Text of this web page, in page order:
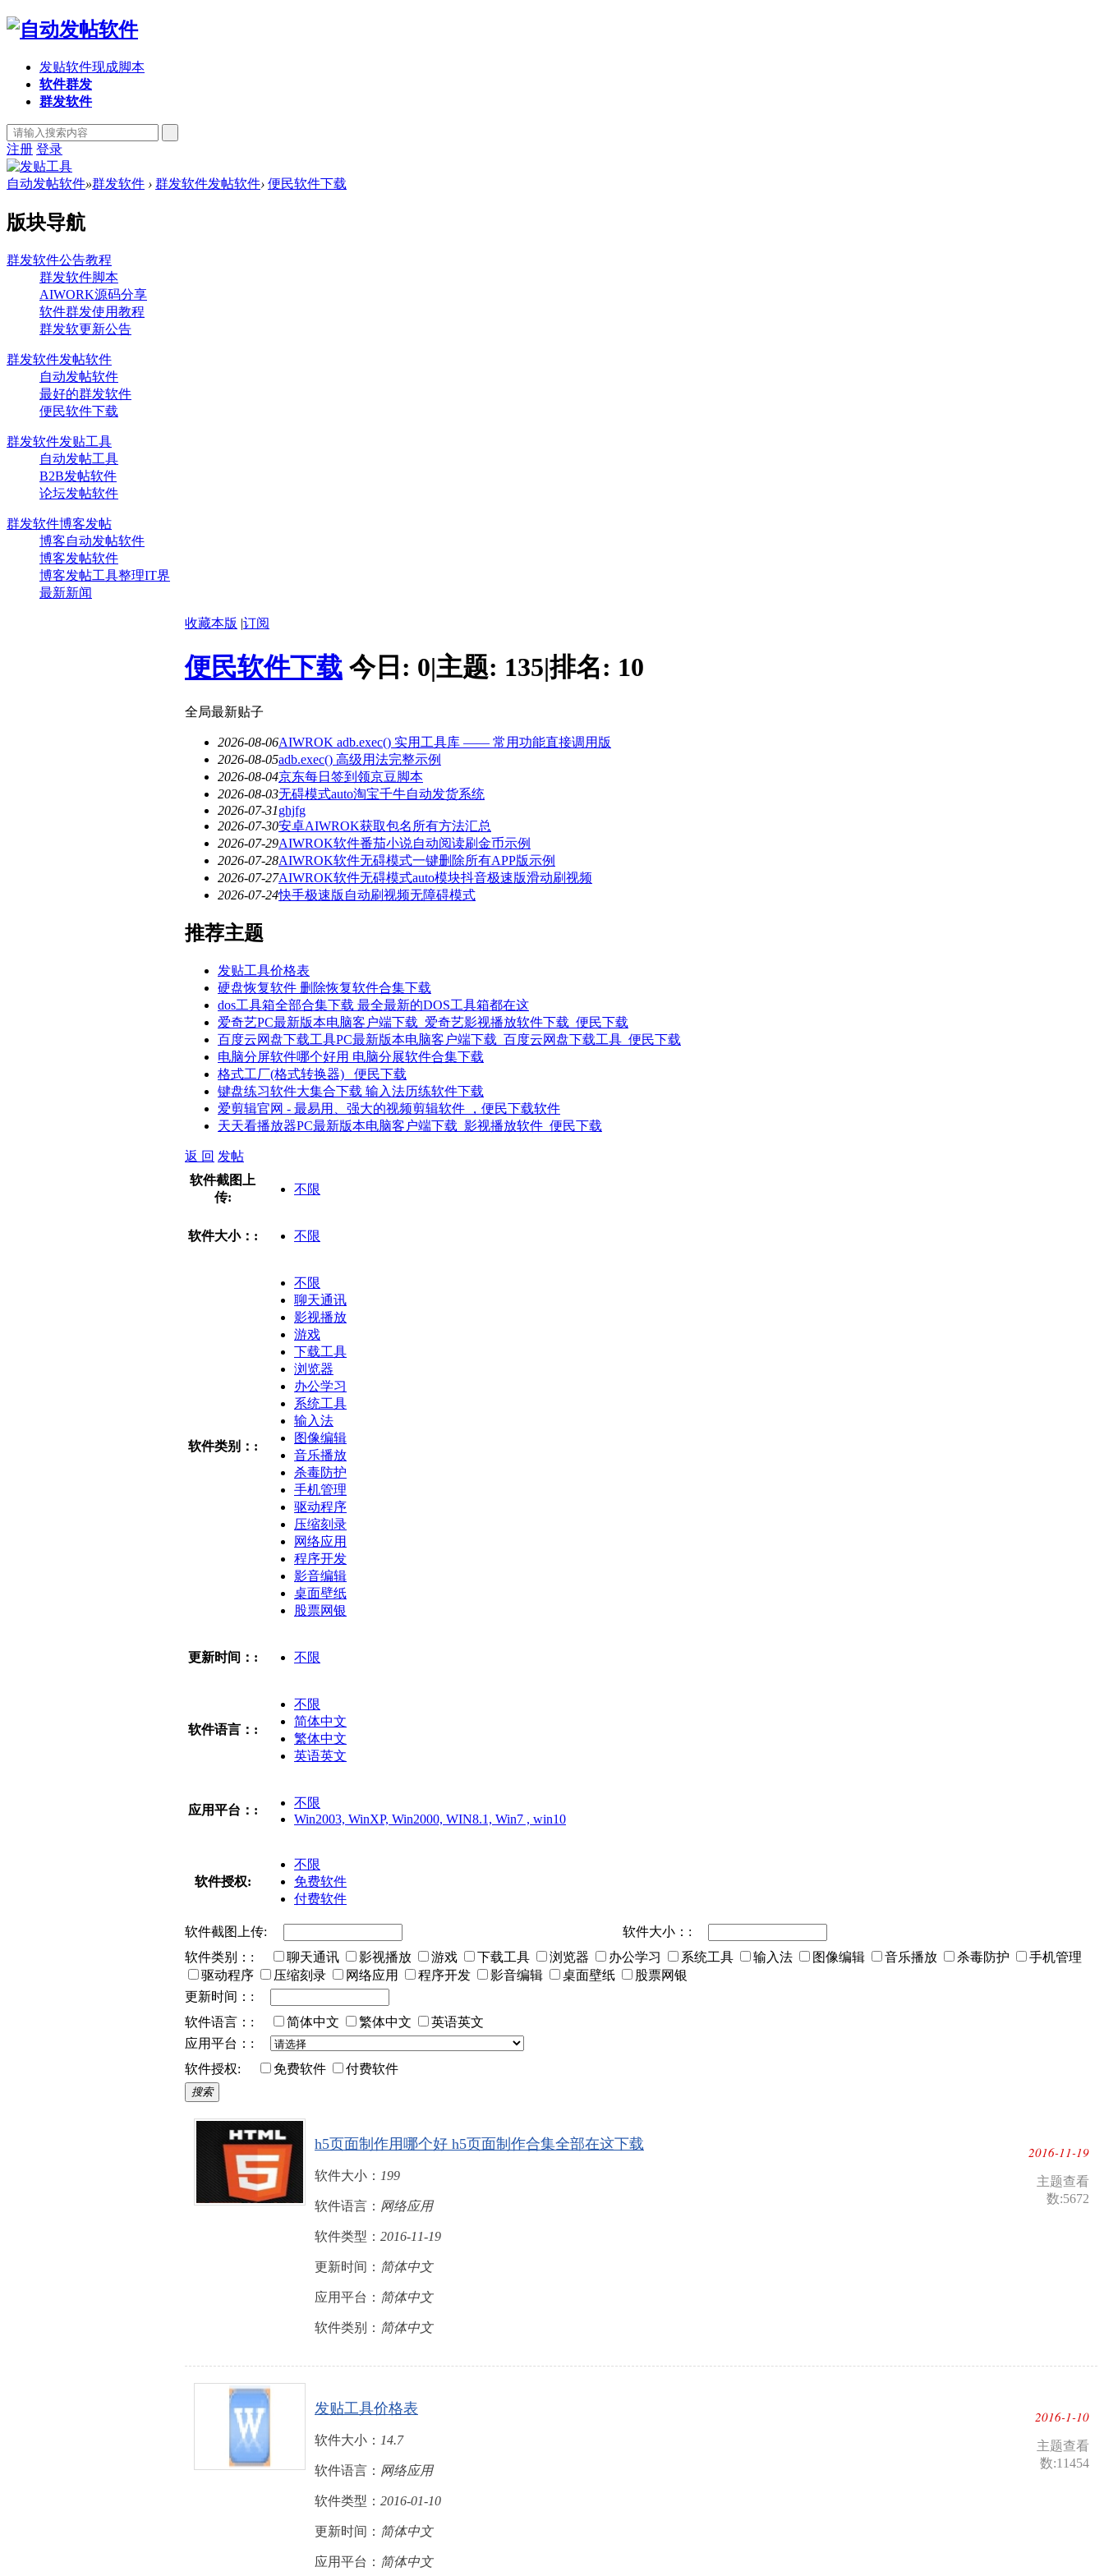
发贴软件现成脚本
软件群发
群发软件
注册 登录
自动发帖软件»群发软件 › 群发软件发帖软件› 便民软件下载
版块导航
群发软件公告教程
群发软件脚本
AIWORK源码分享
软件群发使用教程
群发软更新公告
群发软件发帖软件
自动发帖软件
最好的群发软件
便民软件下载
群发软件发贴工具
自动发帖工具
B2B发帖软件
论坛发帖软件
群发软件博客发帖
博客自动发帖软件
博客发帖软件
博客发帖工具整理IT界
最新新闻
收藏本版 |订阅
便民软件下载 今日: 0|主题: 135|排名: 10
全局最新贴子
2026-08-06AIWROK adb.exec() 实用工具库 —— 常用功能直接调用版
2026-08-05adb.exec() 高级用法完整示例
2026-08-04京东每日签到领京豆脚本
2026-08-03无碍模式auto淘宝千牛自动发货系统
2026-07-31ghjfg
2026-07-30安卓AIWROK获取包名所有方法汇总
2026-07-29AIWROK软件番茄小说自动阅读刷金币示例
2026-07-28AIWROK软件无碍模式一键删除所有APP版示例
2026-07-27AIWROK软件无碍模式auto模块抖音极速版滑动刷视频
2026-07-24快手极速版自动刷视频无障碍模式
推荐主题
发贴工具价格表
硬盘恢复软件 删除恢复软件合集下载
dos工具箱全部合集下载 最全最新的DOS工具箱都在这
爱奇艺PC最新版本电脑客户端下载_爱奇艺影视播放软件下载_便民下载
百度云网盘下载工具PC最新版本电脑客户端下载_百度云网盘下载工具_便民下载
电脑分屏软件哪个好用 电脑分展软件合集下载
格式工厂(格式转换器) _便民下载
键盘练习软件大集合下载 输入法历练软件下载
爱剪辑官网 - 最易用、强大的视频剪辑软件 ，便民下载软件
天天看播放器PC最新版本电脑客户端下载_影视播放软件_便民下载
返 回 发帖
软件截图上
传:
不限
软件大小：: 不限
软件类别：:
不限
聊天通讯
影视播放
游戏
下载工具
浏览器
办公学习
系统工具
输入法
图像编辑
音乐播放
杀毒防护
手机管理
驱动程序
压缩刻录
网络应用
程序开发
影音编辑
桌面壁纸
股票网银
更新时间：: 不限
软件语言：:
不限
简体中文
繁体中文
英语英文
应用平台：:
不限
Win2003, WinXP, Win2000, WIN8.1, Win7 , win10
软件授权:
不限
免费软件
付费软件
软件截图上传:
软件大小：:
软件类别：:
聊天通讯 影视播放 游戏 下载工具 浏览器 办公学习 系统工具 输入法 图像编辑 音乐播放 杀毒防护
手机管理
驱动程序
压缩刻录 网络应用 程序开发 影音编辑 桌面壁纸
股票网银
更新时间：:
软件语言：:
简体中文 繁体中文
英语英文
应用平台：:
软件授权:
免费软件 付费软件
搜索
h5页面制作用哪个好 h5页面制作合集全部在这下载
软件大小： 199
软件语言： 网络应用
软件类型： 2016-11-19
更新时间： 简体中文
应用平台： 简体中文
软件类别： 简体中文
2016-11-19
主题查看
数:5672
发贴工具价格表
软件大小： 14.7
软件语言： 网络应用
软件类型： 2016-01-10
更新时间： 简体中文
应用平台： 简体中文
2016-1-10
主题查看
数:11454